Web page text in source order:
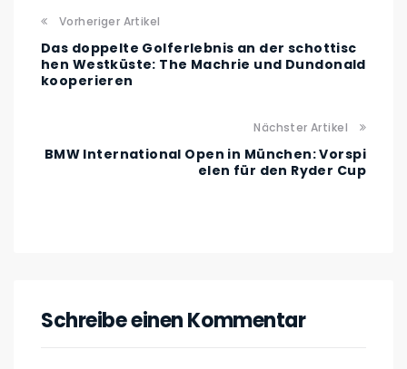
Vorheriger Artikel
Das doppelte Golferlebnis an der schottisc
hen Westküste: The Machrie und Dundonald
kooperieren
Nächster Artikel
BMW International Open in München: Vorspi
elen für den Ryder Cup
Schreibe einen Kommentar